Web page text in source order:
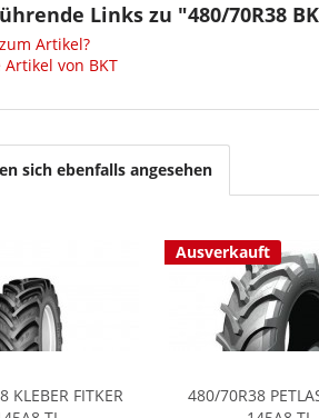
Links zu "480/70R38
Artikel?
von BKT
sich ebenfalls angesehen
KLEBER FITKER
Ausverkauft
480/70R38